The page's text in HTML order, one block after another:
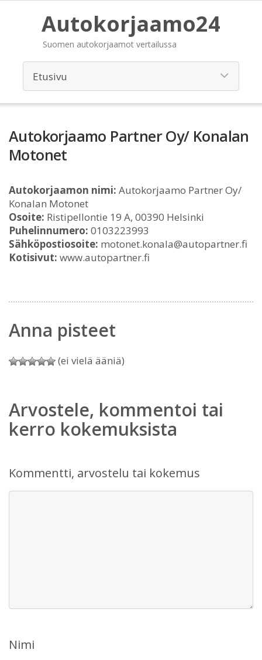
Autokorjaamo24
Suomen autokorjaamot vertailussa
Autokorjaamo Partner Oy/ Konalan
Motonet
Autokorjaamon nimi: Autokorjaamo Partner Oy/
Konalan Motonet
Osoite: Ristipellontie 19 A, 00390 Helsinki
Puhelinnumero: 0103223993
Sähköpostiosoite: motonet.konala@autopartner.fi
Kotisivut: www.autopartner.fi
Anna pisteet
(ei vielä ääniä)
Arvostele, kommentoi tai
kerro kokemuksista
Kommentti, arvostelu tai kokemus
Nimi